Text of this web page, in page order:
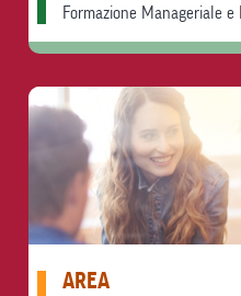
Formazione Manageriale e
AREA